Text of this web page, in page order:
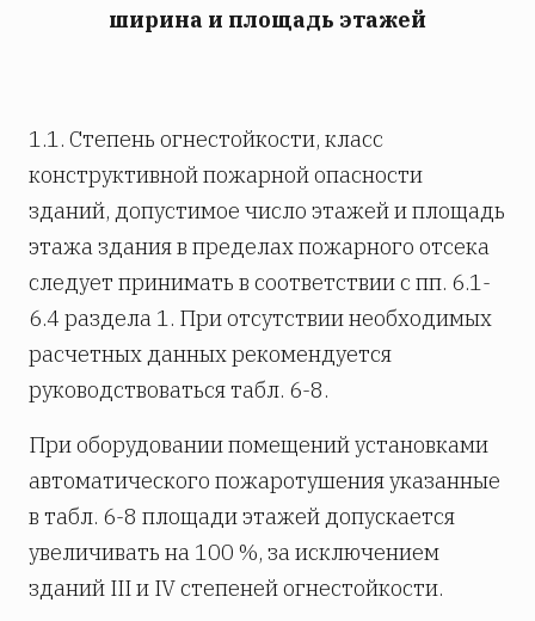
ширина и площадь этажей
1.1. Степень огнестойкости, класс
конструктивной пожарной опасности
зданий, допустимое число этажей и площадь
этажа здания в пределах пожарного отсека
следует принимать в соответствии с пп. 6.1-
6.4 раздела 1. При отсутствии необходимых
расчетных данных рекомендуется
руководствоваться табл. 6-8.
При оборудовании помещений установками
автоматического пожаротушения указанные
в табл. 6-8 площади этажей допускается
увеличивать на 100 %, за исключением
зданий III и IV степеней огнестойкости.